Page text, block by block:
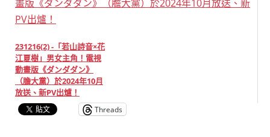
231216(2) -「若山詩音×花
江夏樹」男女主角！電視
動畫版《ダンダダン》
（膽大黨）於2024年10月
放送、新PV出爐！
Threads